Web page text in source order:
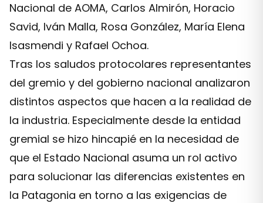
Nacional de AOMA, Carlos Almirón, Horacio
Savid, Iván Malla, Rosa González, María Elena
Isasmendi y Rafael Ochoa.
Tras los saludos protocolares representantes
del gremio y del gobierno nacional analizaron
distintos aspectos que hacen a la realidad de
la industria. Especialmente desde la entidad
gremial se hizo hincapié en la necesidad de
que el Estado Nacional asuma un rol activo
para solucionar las diferencias existentes en
la Patagonia en torno a las exigencias de